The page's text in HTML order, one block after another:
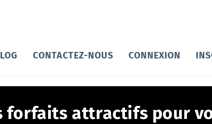
CONTACTEZ-NOUS CONNEXION
forfaits attractifs pour